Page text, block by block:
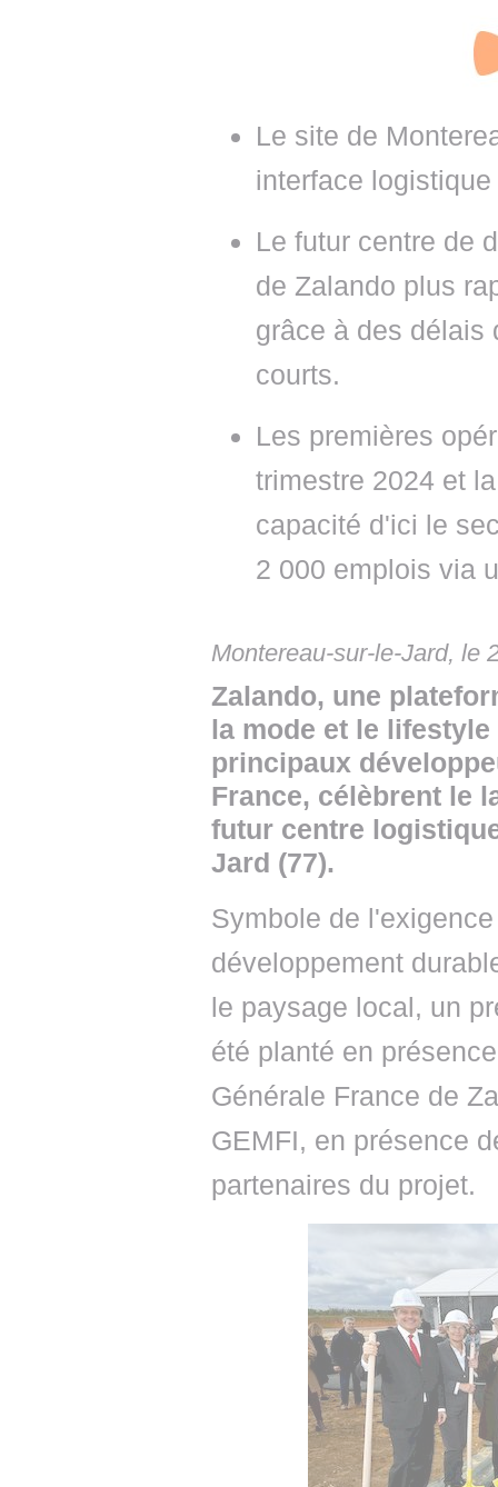
•
Le site de
interface
Le futur centre de
de Zalando plus
grâce à des délais
courts.
Les premières
trimestre 2024 et
capacité d'ici le
2 000 emplois via
Montereau-sur-le-Jard, le
Zalando, une
la mode et le
principaux
France, célèbrent le
futur centre
Jard (77).
Symbole de
développement
le paysage local, un
été planté en
Générale France de
GEMFI, en présence
partenaires du projet.